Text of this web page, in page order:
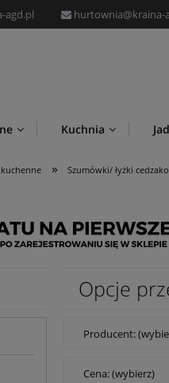
agd.pl hurtownia@kraina-
Kuchnia
Promocje
» Szumówki/ łyżki
Opcje
Producent:
Cena: (wybierz)